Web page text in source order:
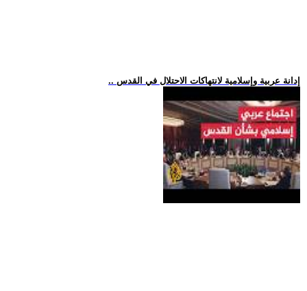
.. إدانة عربية وإسلامية لانتهاكات الاحتلال في القدس